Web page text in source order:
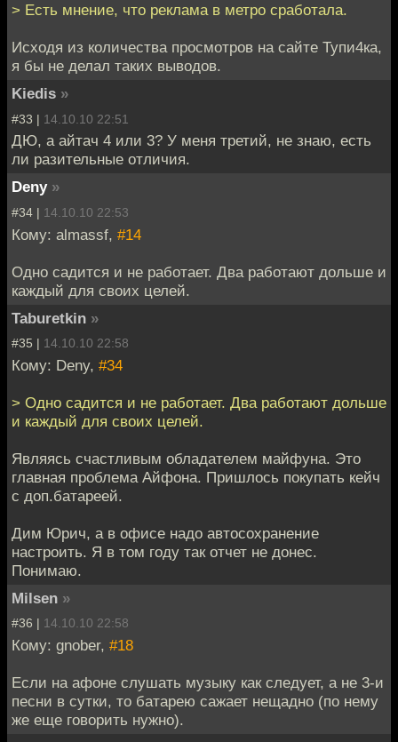
> Есть мнение, что реклама в метро сработала.
Исходя из количества просмотров на сайте Тупи4ка,
я бы не делал таких выводов.
Kiedis »
#33 | 14.10.10 22:51
ДЮ, а айтач 4 или 3? У меня третий, не знаю, есть
ли разительные отличия.
Deny »
#34 | 14.10.10 22:53
Кому: almassf, #14
Одно садится и не работает. Два работают дольше и
каждый для своих целей.
Taburetkin »
#35 | 14.10.10 22:58
Кому: Deny, #34
> Одно садится и не работает. Два работают дольше
и каждый для своих целей.
Являясь счастливым обладателем майфуна. Это
главная проблема Айфона. Пришлось покупать кейч
с доп.батареей.
Дим Юрич, а в офисе надо автосохранение
настроить. Я в том году так отчет не донес.
Понимаю.
Milsen »
#36 | 14.10.10 22:58
Кому: gnober, #18
Если на афоне слушать музыку как следует, а не 3-и
песни в сутки, то батарею сажает нещадно (по нему
же еще говорить нужно).